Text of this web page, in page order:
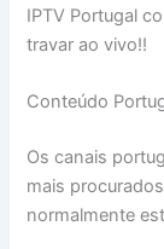
IPTV Portugal
travar ao vivo!!
Conteúdo
Os canais
mais
normalmente